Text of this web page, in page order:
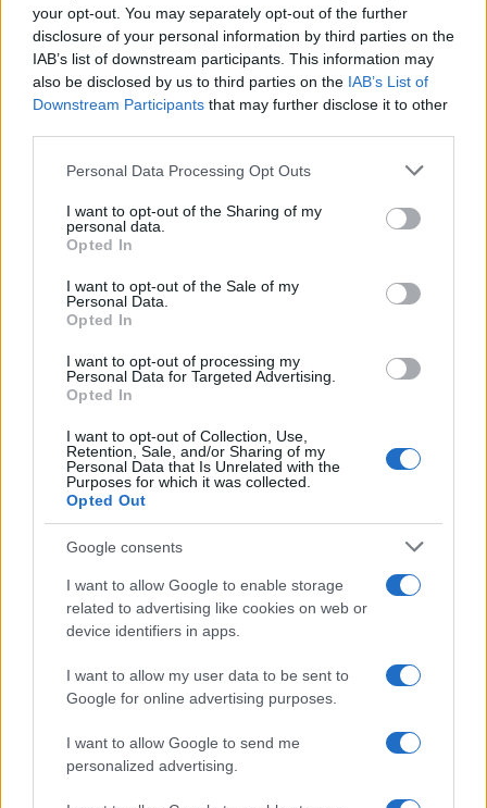
your opt-out. You may separately opt-out of the further
disclosure of your personal information by third parties on the
IAB’s list of downstream participants. This information may
also be disclosed by us to third parties on the IAB’s List of
Downstream Participants that may further disclose it to other
Please note that this website/app uses one or more Google
not limited to your visit or usage behaviour. You may click to
grant or deny consent to Google and its third-party tags to
use your data for below specified purposes in below Google
consent section.
Personal Data Processing Opt Outs
I want to opt-out of the Sharing of my
personal data.
Opted In
I want to opt-out of the Sale of my
Personal Data.
Opted In
I want to opt-out of processing my
Personal Data for Targeted Advertising.
Opted In
I want to opt-out of Collection, Use,
Retention, Sale, and/or Sharing of my
Personal Data that Is Unrelated with the
Purposes for which it was collected.
Opted Out
Google consents
I want to allow Google to enable storage
related to advertising like cookies on web or
device identifiers in apps.
I want to allow my user data to be sent to
Google for online advertising purposes.
I want to allow Google to send me
personalized advertising.
AUTORE
Matteo Pellegrino
Matteo Pellegrino ha organizzato una sfilata
pop-up nei vicoli del Quartieri Spagnoli per
moda che cura rubriche su artigianato e
tendenze locali. Nato a Napoli, conserva
bozze di pattern e appunti presi nelle sartorie
di via Toledo.